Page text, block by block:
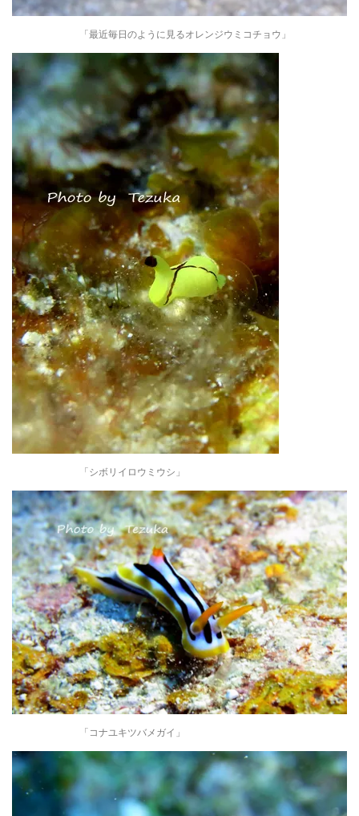
「最近毎日のように見るオレンジウミコチョウ」
「シボリイロウミウシ」
「コナユキツバメガイ」